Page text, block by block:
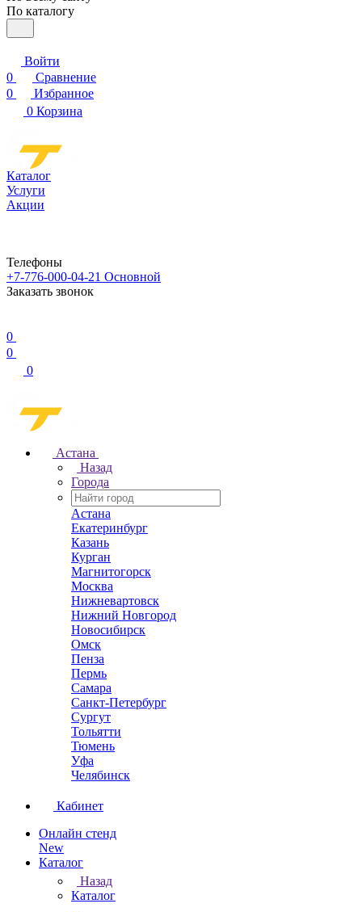
По каталогу
Войти
0
Сравнение
0
Избранное
0 Корзина
Каталог
Услуги
Акции
Телефоны
+7-776-000-04-21 Основной
Заказать звонок
0
0
0
Астана
Назад
Города
Астана
Екатеринбург
Казань
Курган
Магнитогорск
Москва
Нижневартовск
Нижний Новгород
Новосибирск
Омск
Пенза
Пермь
Самара
Санкт-Петербург
Сургут
Тольятти
Тюмень
Уфа
Челябинск
Кабинет
Онлайн стенд
New
Каталог
Назад
Каталог